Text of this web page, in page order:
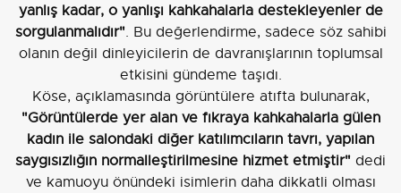
yanlış kadar, o yanlışı kahkahalarla destekleyenler de
sorgulanmalıdır". Bu değerlendirme, sadece söz sahibi
olanın değil dinleyicilerin de davranışlarının toplumsal
etkisini gündeme taşıdı.
Köse, açıklamasında görüntülere atıfta bulunarak,
"Görüntülerde yer alan ve fıkraya kahkahalarla gülen
kadın ile salondaki diğer katılımcıların tavrı, yapılan
saygısızlığın normalleştirilmesine hizmet etmiştir" dedi
ve kamuoyu önündeki isimlerin daha dikkatli olması